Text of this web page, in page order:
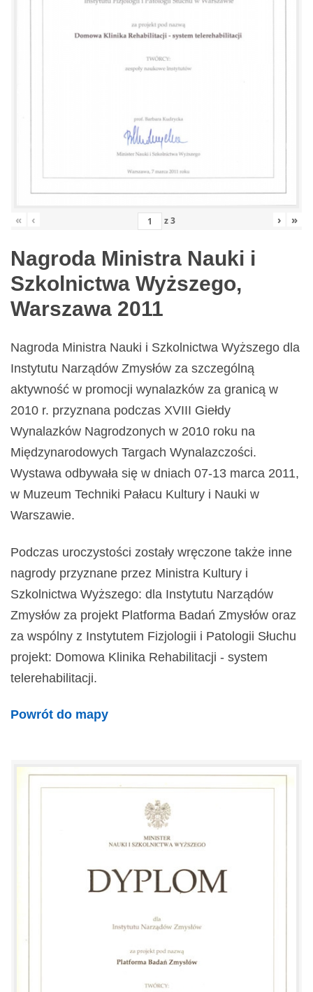
« ‹ z3 › »
Nagroda Ministra Nauki i
Szkolnictwa Wyższego,
Warszawa 2011
Nagroda Ministra Nauki i Szkolnictwa Wyższego dla
Instytutu Narządów Zmysłów za szczególną
aktywność w promocji wynalazków za granicą w
2010 r. przyznana podczas XVIII Giełdy
Wynalazków Nagrodzonych w 2010 roku na
Międzynarodowych Targach Wynalazczości.
Wystawa odbywała się w dniach 07-13 marca 2011,
w Muzeum Techniki Pałacu Kultury i Nauki w
Warszawie.
Podczas uroczystości zostały wręczone także inne
nagrody przyznane przez Ministra Kultury i
Szkolnictwa Wyższego: dla Instytutu Narządów
Zmysłów za projekt Platforma Badań Zmysłów oraz
za wspólny z Instytutem Fizjologii i Patologii Słuchu
projekt: Domowa Klinika Rehabilitacji - system
telerehabilitacji.
Powrót do mapy